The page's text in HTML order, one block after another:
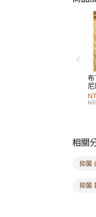
布
相關
抑菌
抑菌